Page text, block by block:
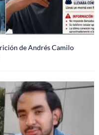
de Andrés Camilo